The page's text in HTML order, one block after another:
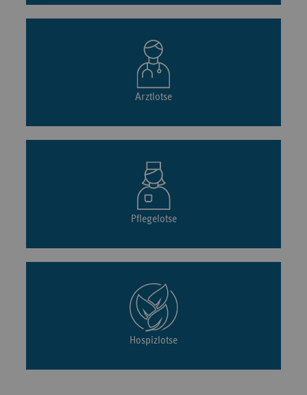
Arztlotse
Pflegelotse
Hospizlotse